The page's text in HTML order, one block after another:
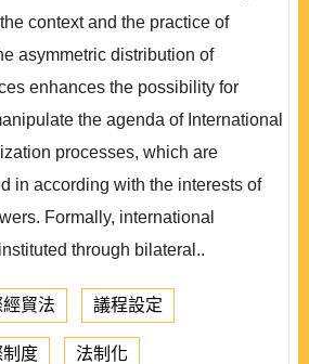
context and the practice of
asymmetric distribution of
enhances the possibility for
the agenda of International
processes, which are
in according with the interests of
Formally, international
through bilateral..
經貿法 議程設定
制度 法制化